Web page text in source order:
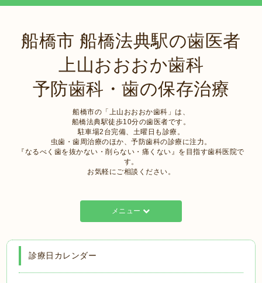
船橋市 船橋法典駅の歯医者
上山おおおか歯科
予防歯科・歯の保存治療
船橋市の「上山おおおか歯科」は、
船橋法典駅徒歩10分の歯医者です。
駐車場2台完備、土曜日も診療。
虫歯・歯周治療のほか、予防歯科の診療に注力。
『なるべく歯を抜かない・削らない・痛くない』を目指す歯科医院で
す。
お気軽にご相談ください。
メニュー
診療日カレンダー